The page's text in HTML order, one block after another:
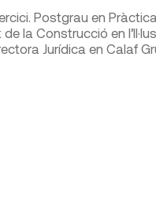
Postgrau en
la Construcció en
Jurídica en Calaf